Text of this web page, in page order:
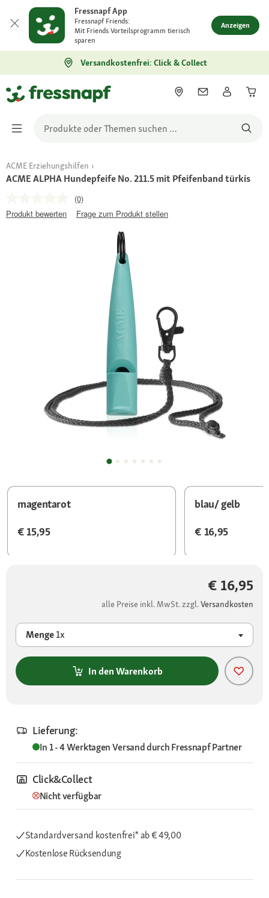
Fressnapf App
Fressnapf Friends:
Mit Friends Vorteilsprogramm tierisch
sparen
Anzeigen
Versandkostenfrei: Click & Collect
ACME Erziehungshilfen
ACME ALPHA Hundepfeife No. 211.5 mit Pfeifenband türkis
(0)
Produkt bewerten
Frage zum Produkt stellen
magentarot
€ 15,95
blau/ gelb
€ 16,95
€ 16,95
alle Preise inkl. MwSt. zzgl.Versandkosten
Menge1x
In den Warenkorb
Lieferung:
In 1 - 4 WerktagenVersand durchFressnapf Partner
Click&Collect
Nicht verfügbar
Standardversand kostenfrei*ab € 49,00
Kostenlose Rücksendung